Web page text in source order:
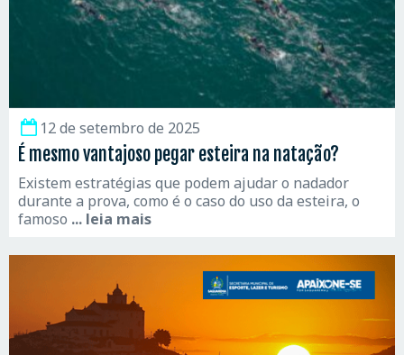
12 de setembro de 2025
É mesmo vantajoso pegar esteira na natação?
Existem estratégias que podem ajudar o nadador
durante a prova, como é o caso do uso da esteira, o
famoso ... leia mais